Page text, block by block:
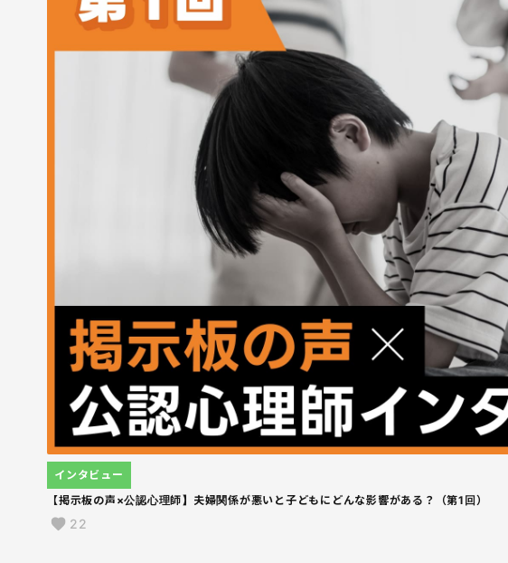
【掲示板の声×公認心理師】夫婦関係が悪いと子どもにどんな影響がある？（第1回）
インタビュー
22